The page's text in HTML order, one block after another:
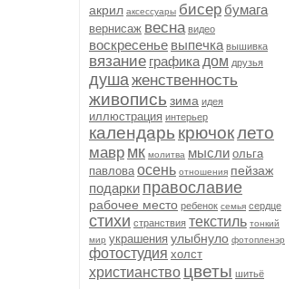
акрил аксессуары бисер бумага
вернисаж весна видео
воскресенье выпечка вышивка
вязание графика дом друзья
душаженственность
живопись зима идея
иллюстрация интерьер
календарь крючоклето
мавр мк молитва мысли ольга
павлова осень отношения пейзаж
подарки православие
рабочее место ребенок семья сердце
стихи странствия текстиль тонкий
мир украшения улыбнуло фотопленэр
фотостудия холст
христианство цветы шитьё